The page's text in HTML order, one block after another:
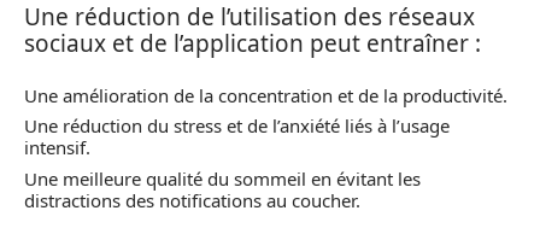
Une réduction de l’utilisation des réseaux
sociaux et de l’application peut entraîner :
Une amélioration de la concentration et de la productivité.
Une réduction du stress et de l’anxiété liés à l’usage
intensif.
Une meilleure qualité du sommeil en évitant les
distractions des notifications au coucher.